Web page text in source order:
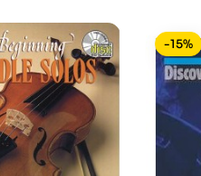
-15%